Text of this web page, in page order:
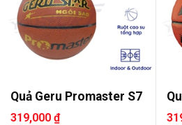
Quả Geru Promaster S7
319,000 ₫